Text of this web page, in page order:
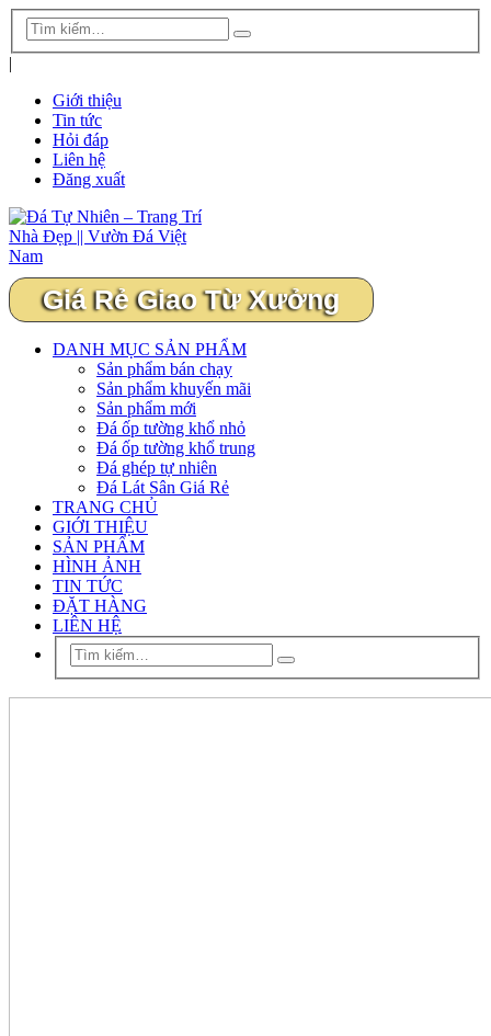
|
Giới thiệu
Tin tức
Hỏi đáp
Liên hệ
Đăng xuất
Giá Rẻ Giao Từ Xưởng
DANH MỤC SẢN PHẨM
Sản phẩm bán chạy
Sản phẩm khuyến mãi
Sản phẩm mới
Đá ốp tường khổ nhỏ
Đá ốp tường khổ trung
Đá ghép tự nhiên
Đá Lát Sân Giá Rẻ
TRANG CHỦ
GIỚI THIỆU
SẢN PHẨM
HÌNH ẢNH
TIN TỨC
ĐẶT HÀNG
LIÊN HỆ